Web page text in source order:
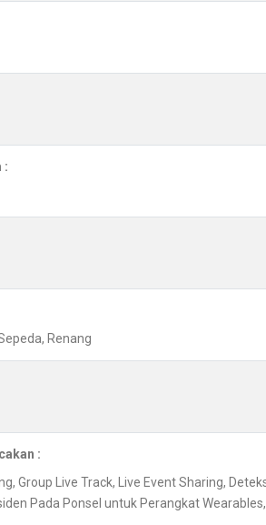
:
Renang
:
Group Live Track, Live Event Sharing,
Pada Ponsel untuk Perangkat